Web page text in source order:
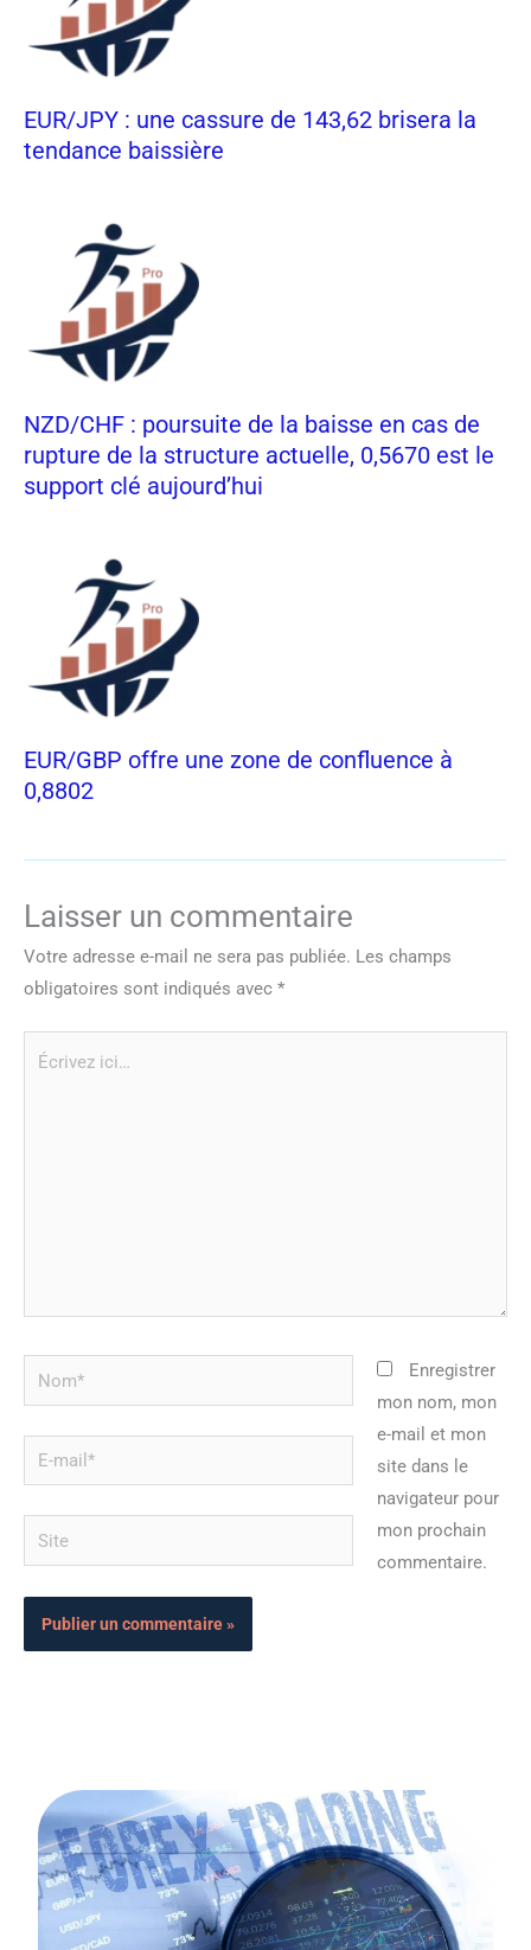
EUR/JPY : une cassure de 143,62 brisera la
tendance baissière
NZD/CHF : poursuite de la baisse en cas de
rupture de la structure actuelle, 0,5670 est le
support clé aujourd’hui
EUR/GBP offre une zone de confluence à
0,8802
Laisser un commentaire
Votre adresse e-mail ne sera pas publiée. Les champs
obligatoires sont indiqués avec *
Nom*
mail*
Site
Enregistrer
mon nom, mon
e-mail et mon
site dans le
navigateur pour
mon prochain
commentaire.